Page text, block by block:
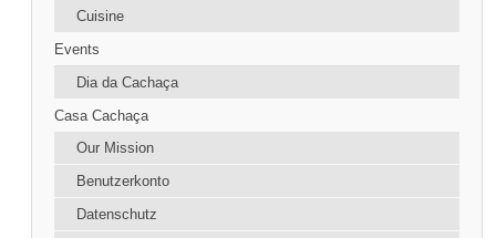
Cuisine
Events
Dia da Cachaça
Casa Cachaça
Our Mission
Benutzerkonto
Datenschutz